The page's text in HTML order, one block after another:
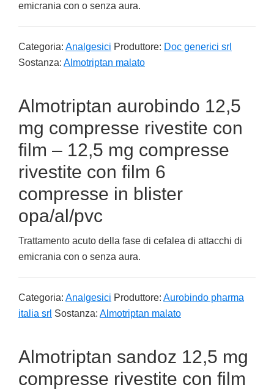
emicrania con o senza aura.
Categoria: Analgesici Produttore: Doc generici srl
Sostanza: Almotriptan malato
Almotriptan aurobindo 12,5
mg compresse rivestite con
film – 12,5 mg compresse
rivestite con film 6
compresse in blister
opa/al/pvc
Trattamento acuto della fase di cefalea di attacchi di
emicrania con o senza aura.
Categoria: Analgesici Produttore: Aurobindo pharma
italia srl Sostanza: Almotriptan malato
Almotriptan sandoz 12,5 mg
compresse rivestite con film